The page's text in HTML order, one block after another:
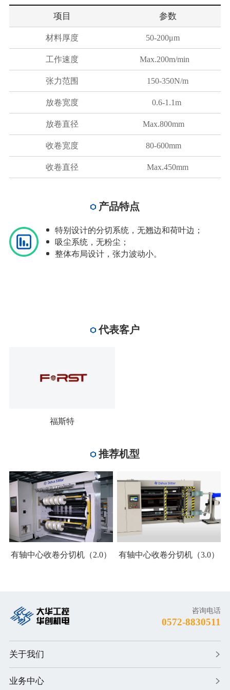
项目 参数
材料厚度 50-200μm
工作速度 Max.200m/min
张力范围 150-350N/m
放卷宽度 0.6-1.1m
放卷直径 Max.800mm
收卷宽度 80-600mm
收卷直径 Max.450mm
产品特点
特别设计的分切系统，无翘边和荷叶边；
吸尘系统，无粉尘；
整体布局设计，张力波动小。
代表客户
福斯特
推荐机型
有轴中心收卷分切机（2.0） 有轴中心收卷分切机（3.0）
咨询电话
0572-8830511
关于我们
业务中心